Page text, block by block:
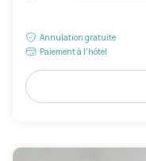
Annulation gratuite
Paiement à l'hôtel